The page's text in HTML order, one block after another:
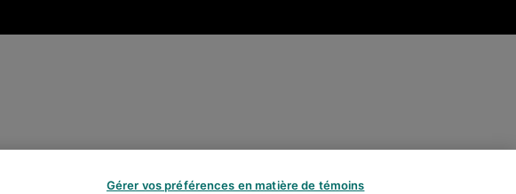
Gérer vos préférences en matière de témoins